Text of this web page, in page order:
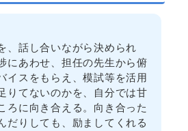
、話し合いながら決められ
にあわせ、担任の先生から俯
イスをもらえ、模試等を活用
りてないのかを、自分では甘
ろに向き合える。向き合った
だりしても、励ましてくれる